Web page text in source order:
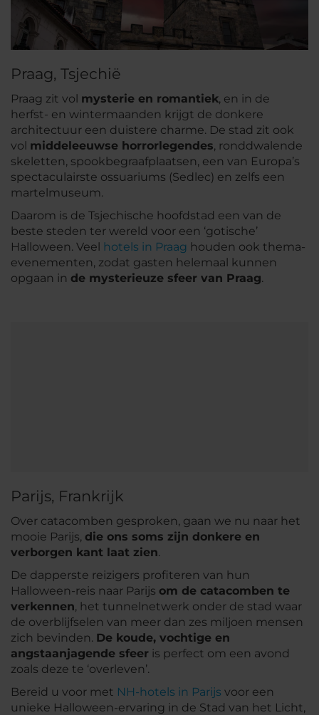
Praag, Tsjechië
Praag zit vol mysterie en romantiek, en in de
herfst- en wintermaanden krijgt de donkere
architectuur een duistere charme. De stad zit ook
vol middeleeuwse horrorlegendes, ronddwalende
skeletten, spookbegraafplaatsen, een van Europa’s
spectaculairste ossuariums (Sedlec) en zelfs een
martelmuseum.
Daarom is de Tsjechische hoofdstad een van de
beste steden ter wereld voor een ‘gotische’
Halloween. Veel hotels in Praag houden ook thema-
evenementen, zodat gasten helemaal kunnen
opgaan in de mysterieuze sfeer van Praag.
Parijs, Frankrijk
Over catacomben gesproken, gaan we nu naar het
mooie Parijs, die ons soms zijn donkere en
verborgen kant laat zien.
De dapperste reizigers profiteren van hun
Halloween-reis naar Parijs om de catacomben te
verkennen, het tunnelnetwerk onder de stad waar
de overblijfselen van meer dan zes miljoen mensen
zich bevinden. De koude, vochtige en
angstaanjagende sfeer is perfect om een avond
zoals deze te ‘overleven’.
Bereid u voor met NH-hotels in Parijs voor een
unieke Halloween-ervaring in de Stad van het Licht,